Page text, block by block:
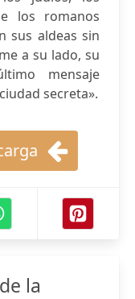
los romanos
sus aldeas sin
a su lado, su
mensaje
secreta».
la